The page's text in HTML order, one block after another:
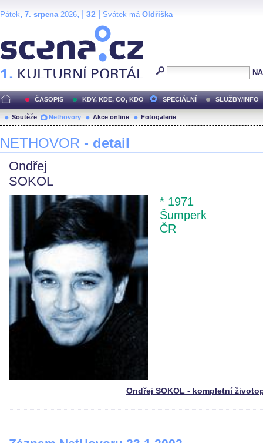
Pátek, 7. srpena2026, | 32 Svátek má Oldřiška
ČASOPIS KDY, KDE, CO, KDO SPECIÁLNÍ SLUŽBY/INFO
Soutěže Nethovory Akce online Fotogalerie
NETHOVOR - detail
Ondřej
SOKOL
* 1971
Šumperk
ČR
Ondřej SOKOL - kompletní